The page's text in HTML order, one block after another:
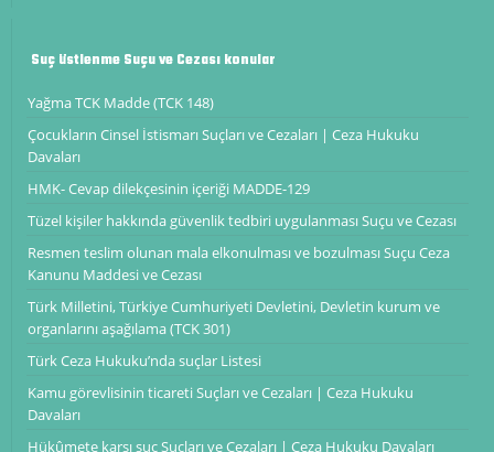
Suç üstlenme Suçu ve Cezası konular
Yağma TCK Madde (TCK 148)
Çocukların Cinsel İstismarı Suçları ve Cezaları | Ceza Hukuku
Davaları
HMK- Cevap dilekçesinin içeriği ​​​​​​​MADDE-129
Tüzel kişiler hakkında güvenlik tedbiri uygulanması Suçu ve Cezası
Resmen teslim olunan mala elkonulması ve bozulması Suçu Ceza
Kanunu Maddesi ve Cezası
Türk Milletini, Türkiye Cumhuriyeti Devletini, Devletin kurum ve
organlarını aşağılama (TCK 301)
Türk Ceza Hukuku’nda suçlar Listesi
Kamu görevlisinin ticareti Suçları ve Cezaları | Ceza Hukuku
Davaları
Hükûmete karşı suç Suçları ve Cezaları | Ceza Hukuku Davaları